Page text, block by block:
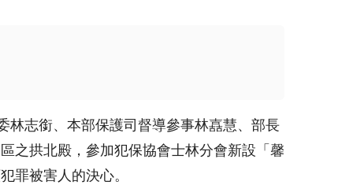
林志銜、本部保護司督導參事林嚞慧、部長
之拱北殿，參加犯保協會士林分會新設「馨
罪被害人的決心。